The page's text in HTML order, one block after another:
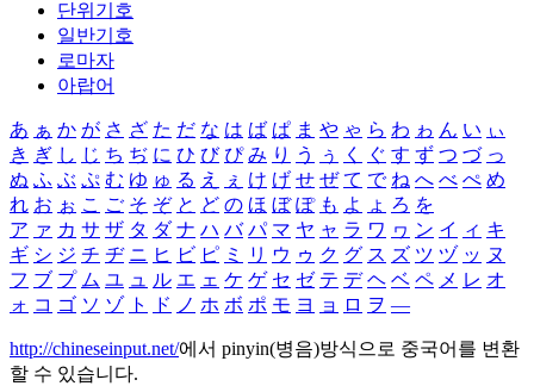
단위기호
일반기호
로마자
아랍어
あ ぁ か が さ ざ た だ な は ば ぱ ま や ゃ ら わ ゎ ん い ぃ
き ぎ し じ ち ぢ に ひ び ぴ み り う ぅ く ぐ す ず つ づ っ
ぬ ふ ぶ ぷ む ゆ ゅ る え ぇ け げ せ ぜ て で ね へ べ ぺ め
れ お ぉ こ ご そ ぞ と ど の ほ ぼ ぽ も よ ょ ろ を
ア ァ カ サ ザ タ ダ ナ ハ バ パ マ ヤ ャ ラ ワ ヮ ン イ ィ キ
ギ シ ジ チ ヂ ニ ヒ ビ ピ ミ リ ウ ゥ ク グ ス ズ ツ ヅ ッ ヌ
フ ブ プ ム ユ ュ ル エ ェ ケ ゲ セ ゼ テ デ ヘ ベ ペ メ レ オ
ォ コ ゴ ソ ゾ ト ド ノ ホ ボ ポ モ ヨ ョ ロ ヲ ―
http://chineseinput.net/에서 pinyin(병음)방식으로 중국어를 변환
할 수 있습니다.